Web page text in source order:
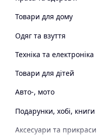
Товари для дому
Одяг та взуття
Техніка та електроніка
Товари для дітей
Авто-, мото
Подарунки, хобі, книги
Аксесуари та прикраси